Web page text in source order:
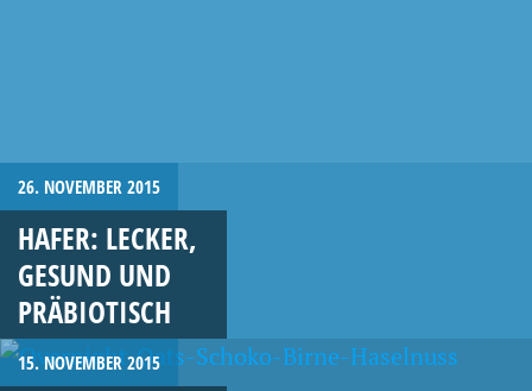
26. NOVEMBER 2015
HAFER: LECKER,
GESUND UND
PRÄBIOTISCH
15. NOVEMBER 2015